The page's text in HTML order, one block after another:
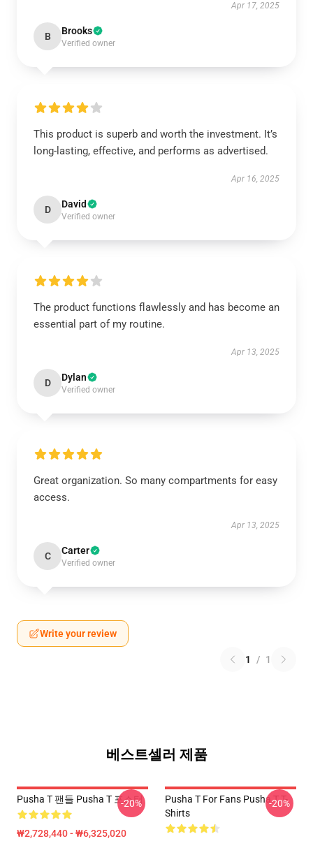
Apr 17, 2025
B Brooks
Verified owner
This product is superb and worth the investment. It’s
long-lasting, effective, and performs as advertised.
Apr 16, 2025
D David
Verified owner
The product functions flawlessly and has become an
essential part of my routine.
Apr 13, 2025
D Dylan
Verified owner
Great organization. So many compartments for easy
access.
Apr 13, 2025
C Carter
Verified owner
Write your review
1 / 1
베스트셀러 제품
Pusha T 팬들 Pusha T 포스터
₩2,728,440 - ₩6,325,020
-20%
Pusha T For Fans Pusha T T-
Shirts
-20%